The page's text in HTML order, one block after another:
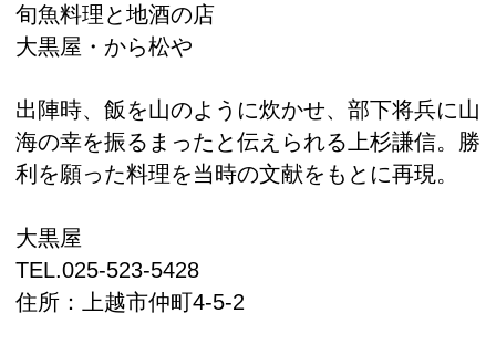
旬魚料理と地酒の店
大黒屋・から松や
出陣時、飯を山のように炊かせ、部下将兵に山
海の幸を振るまったと伝えられる上杉謙信。勝
利を願った料理を当時の文献をもとに再現。
大黒屋
TEL.025-523-5428
住所：上越市仲町4-5-2